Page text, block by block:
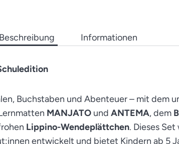
Beschreibung Informationen
Buchstaben und Abenteuer – mit dem
MANJATO und ANTEMA, dem
Lippino-Wendeplättchen. Dieses
entwickelt und bietet Kindern ab 5